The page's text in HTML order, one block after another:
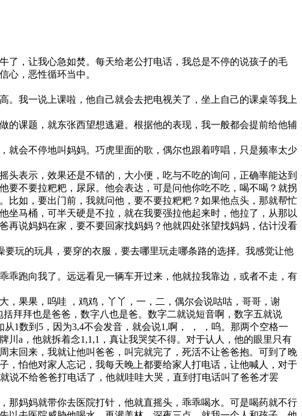
了，让我心急如焚。每天给老公打电话，我总是不停的说孩子的毛
心，恶性循环当中。
我一说上课啦，他自己就会去把电视关了，坐上自己的课桌等我上
的课题，就东张西望想逃避。根据他的表现，我一般都会提前给他辅
就会不停地叫妈妈。巧虎里面的歌，偶尔也跟着哼唱，只是频率太少
表示，效果还是不错的，大小便，吃与不吃的询问，正确率能达到
要不要拉粑粑，尿尿。他会表达，可是问他你吃不吃，喝不喝？就拐
比如，要出门前，我就问他，要不要拉粑粑？如果他点头，那就帮忙
马桶，可半天硬是不拉，就在我要强拉他起来时，他拉了，从那以
再说妈妈在家，要不要回家找妈妈？他就四处张望找妈妈，估计没看
玩的玩具，要穿的衣服，要去哪里玩走哪条路的选择。我感觉让他
乖跑向我了。远远看见一辆车开过来，他就拉我靠边，或者不走，有
，果果，呜哇 ，鸡鸡，丫丫，一，二，偶尔会说咕咕，哥哥，谢
拜拜也是爸爸，数字八也是爸。数字二就说短音啊，数字五就说
1数到5，因为3,4不会发音，就会说1,啊， ， ，呜。那两个空格一
a，他就拆着念1,1,1，真让我哭笑不得。对于认人，他的眼里只有
末回来，我就让他叫爸爸，叫完就完了，死活不让爸爸抱。可到了晚
，怕他对家人忘记，我每天晚上都要给家人打电话，让他喊人，对于
说不给爸爸打电话了，他就哇哇大哭，直到打电话叫了爸爸才罢
那妈妈就带你去医院打针，他就直摇头，乖乖喝水。可是喝药就不行